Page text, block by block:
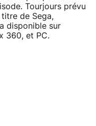
Tourjours prévu
de Sega,
disponible sur
360, et PC.